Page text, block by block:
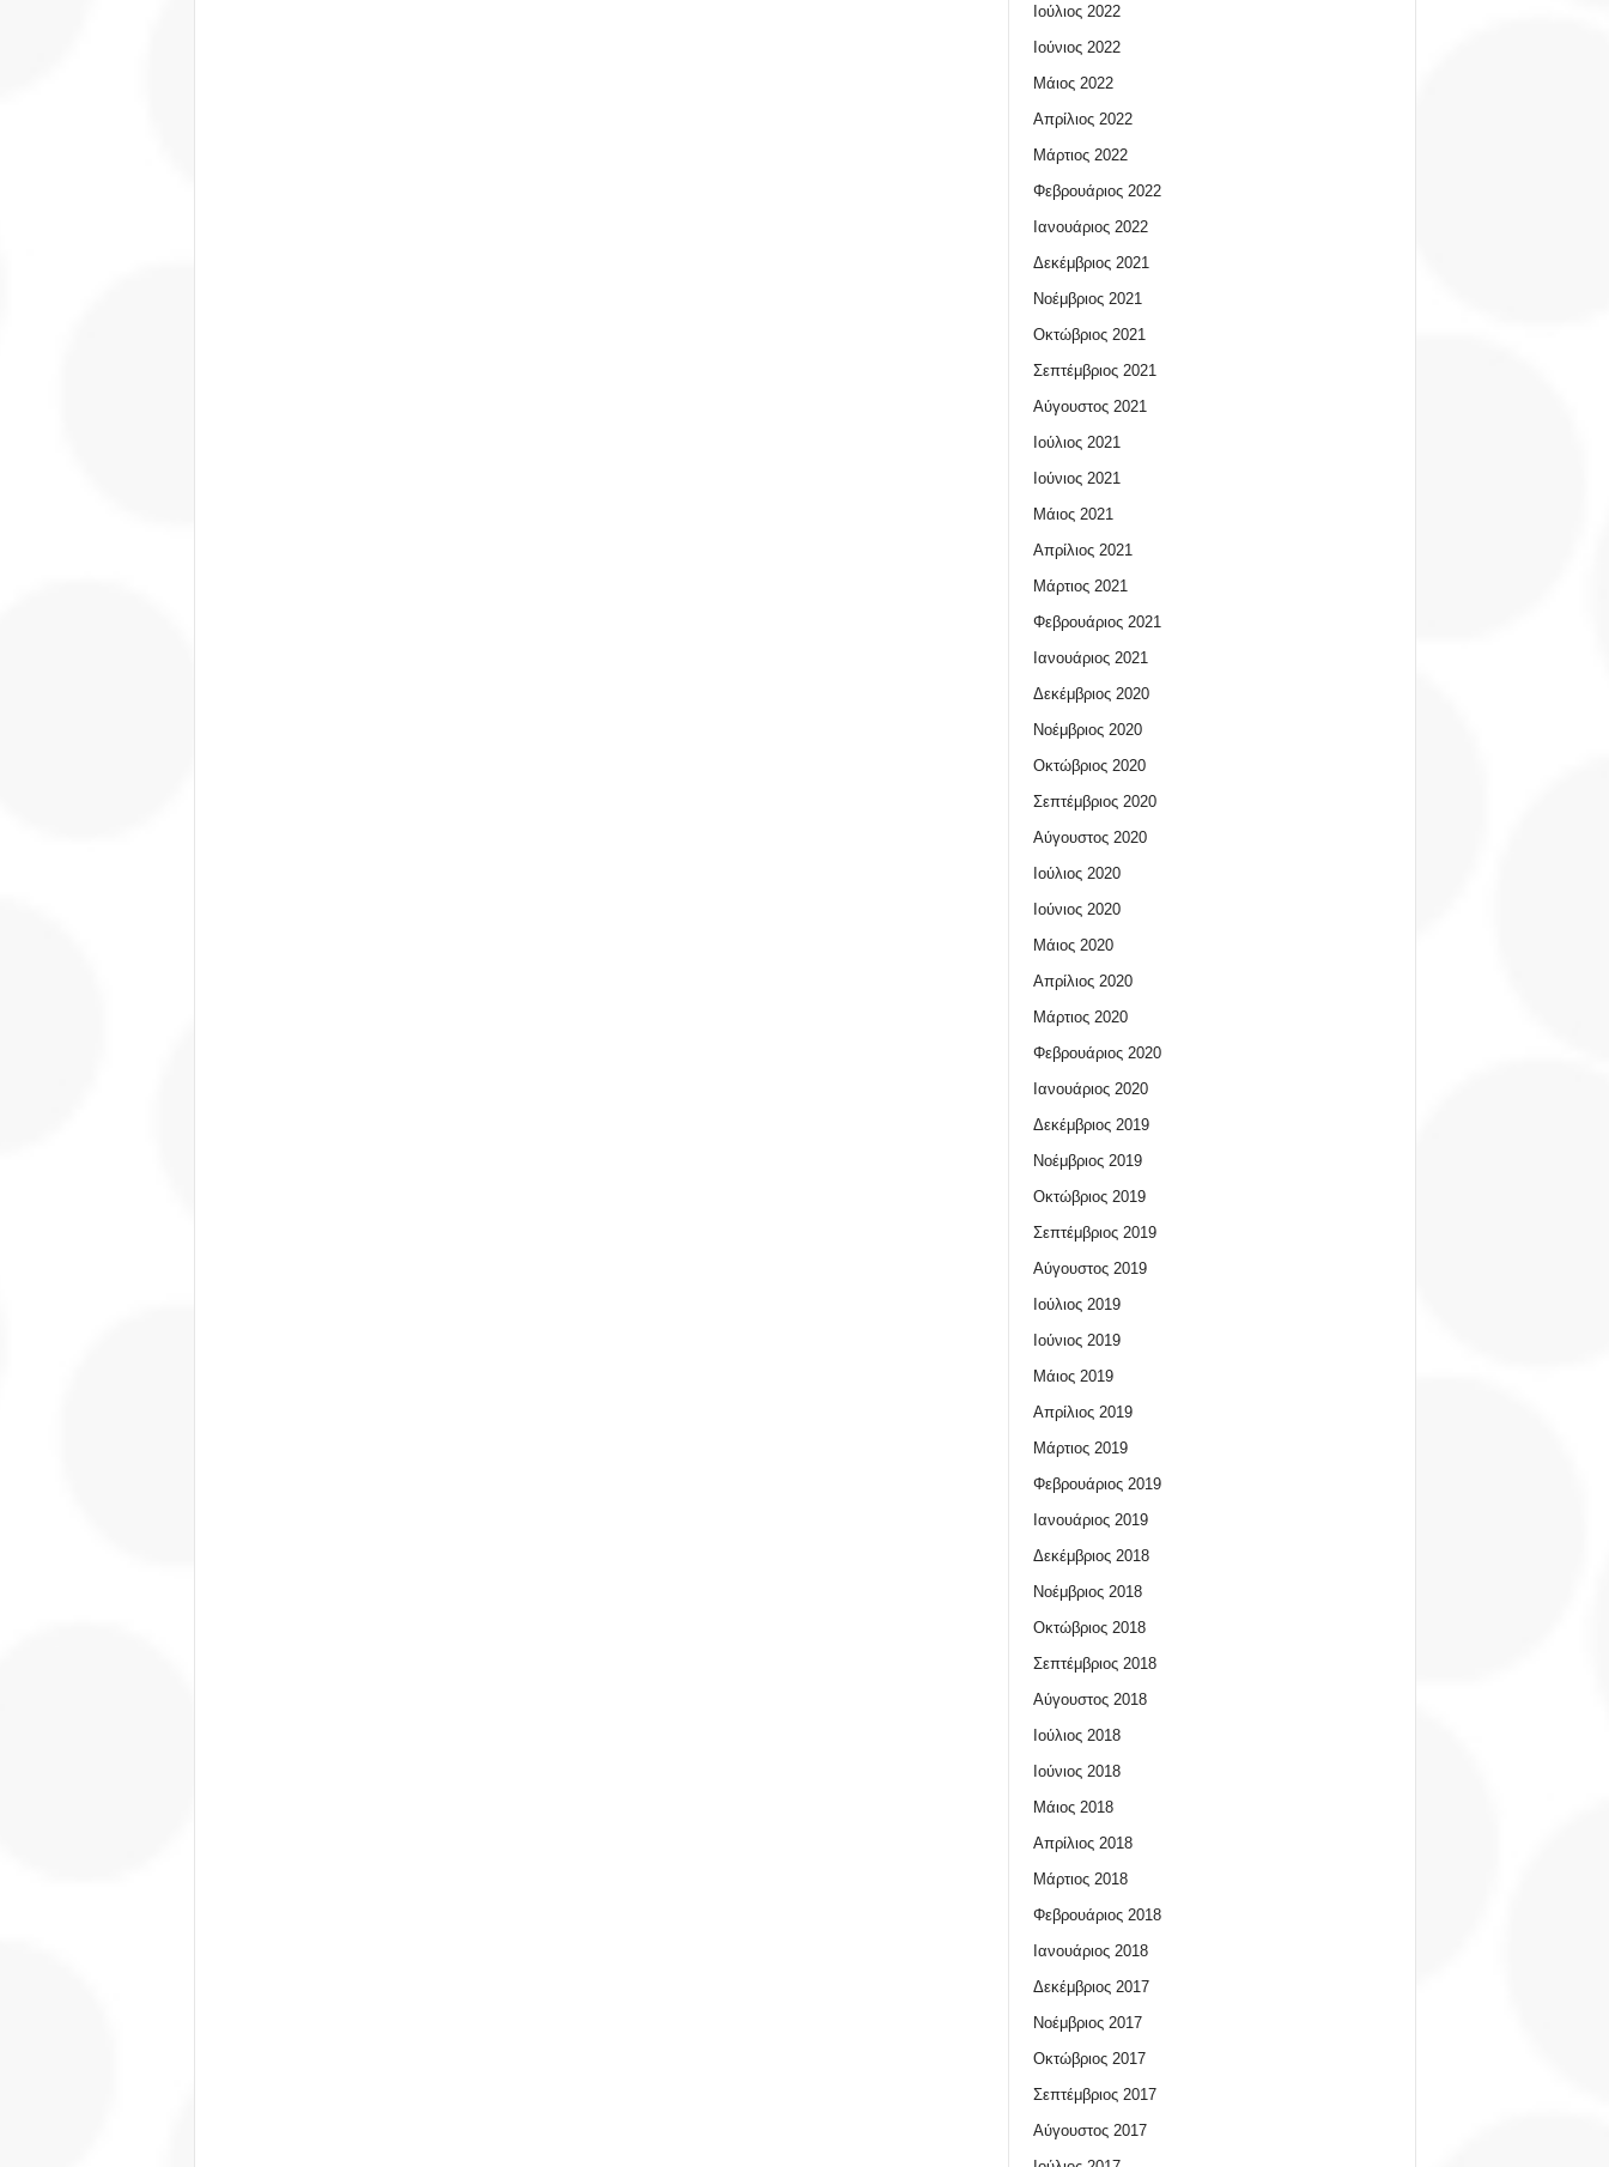
Ιούλιος 2022
Ιούνιος 2022
Μάιος 2022
Απρίλιος 2022
Μάρτιος 2022
Φεβρουάριος 2022
Ιανουάριος 2022
Δεκέμβριος 2021
Νοέμβριος 2021
Οκτώβριος 2021
Σεπτέμβριος 2021
Αύγουστος 2021
Ιούλιος 2021
Ιούνιος 2021
Μάιος 2021
Απρίλιος 2021
Μάρτιος 2021
Φεβρουάριος 2021
Ιανουάριος 2021
Δεκέμβριος 2020
Νοέμβριος 2020
Οκτώβριος 2020
Σεπτέμβριος 2020
Αύγουστος 2020
Ιούλιος 2020
Ιούνιος 2020
Μάιος 2020
Απρίλιος 2020
Μάρτιος 2020
Φεβρουάριος 2020
Ιανουάριος 2020
Δεκέμβριος 2019
Νοέμβριος 2019
Οκτώβριος 2019
Σεπτέμβριος 2019
Αύγουστος 2019
Ιούλιος 2019
Ιούνιος 2019
Μάιος 2019
Απρίλιος 2019
Μάρτιος 2019
Φεβρουάριος 2019
Ιανουάριος 2019
Δεκέμβριος 2018
Νοέμβριος 2018
Οκτώβριος 2018
Σεπτέμβριος 2018
Αύγουστος 2018
Ιούλιος 2018
Ιούνιος 2018
Μάιος 2018
Απρίλιος 2018
Μάρτιος 2018
Φεβρουάριος 2018
Ιανουάριος 2018
Δεκέμβριος 2017
Νοέμβριος 2017
Οκτώβριος 2017
Σεπτέμβριος 2017
Αύγουστος 2017